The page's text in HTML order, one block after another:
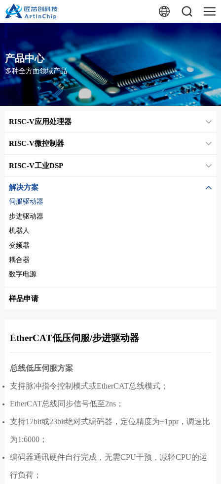
产品中心
多种全方面领域产品
RISC-V应用处理器
RISC-V微控制器
RISC-V工业DSP
解决方案
伺服驱动器
步进驱动器
机器人
变频器
耦合器
数字电源
样品申请
EtherCAT低压伺服/步进驱动器
总线低压伺服方案
支持脉冲指令控制模式或EtherCAT总线模式；
EtherCAT总线同步信号低至2ns；
支持17bit或23bit绝对式编码器，定位精度为±1ppr，调速比
为1:6000；
编码器通讯硬件自行完成，无需CPU干预，减轻CPU的运
行负荷；